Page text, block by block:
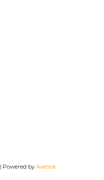
| Powered byAvence